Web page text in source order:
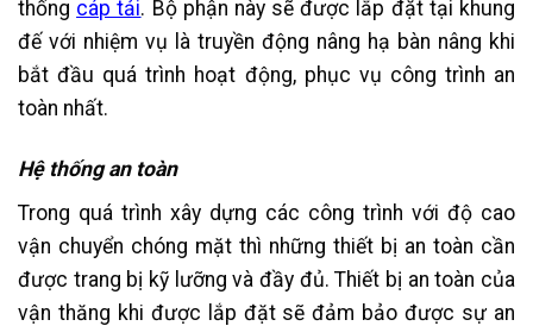
thống cáp tải. Bộ phận này sẽ được lắp đặt tại khung
đế với nhiệm vụ là truyền động nâng hạ bàn nâng khi
bắt đầu quá trình hoạt động, phục vụ công trình an
toàn nhất.
Hệ thống an toàn
Trong quá trình xây dựng các công trình với độ cao
vận chuyển chóng mặt thì những thiết bị an toàn cần
được trang bị kỹ lưỡng và đầy đủ. Thiết bị an toàn của
vận thăng khi được lắp đặt sẽ đảm bảo được sự an